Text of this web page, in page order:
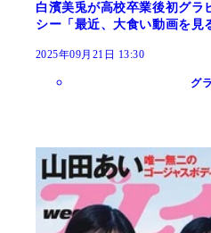
白濱美兎が高校卒業後初グラ
シー「最近、大食い動画を見
2025年09月21日 13:30
グ